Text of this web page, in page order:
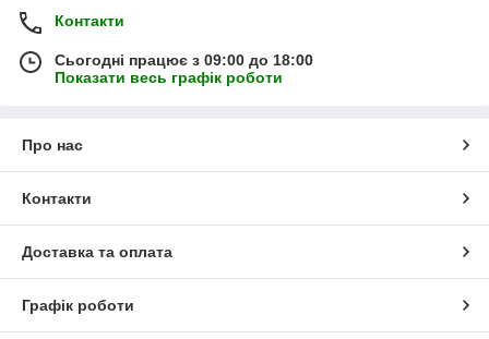
Контакти
Сьогодні працює з 09:00 до 18:00
Показати весь графік роботи
Про нас
Контакти
Доставка та оплата
Графік роботи